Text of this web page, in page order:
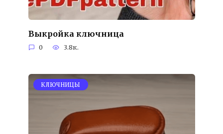
Выкройка ключница
0 3.8к.
KЛЮЧНИЦЫ